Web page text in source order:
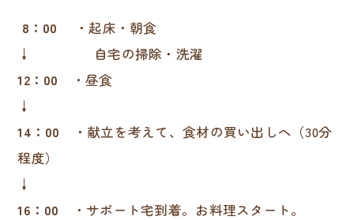
8：00 ・起床・朝食
↓ 自宅の掃除・洗濯
12：00 ・昼食
↓
14：00 ・献立を考えて、食材の買い出しへ（30分
程度）
↓
16：00 ・サポート宅到着。お料理スタート。